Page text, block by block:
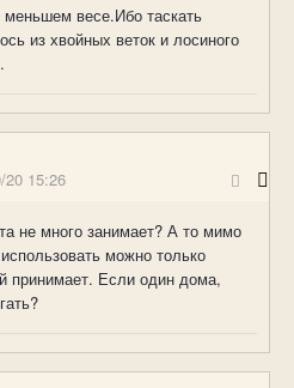
весе.Ибо таскать
из хвойных веток и лосиного
20 15:26
не много занимает? А то мимо
можно только
принимает. Если один дома,